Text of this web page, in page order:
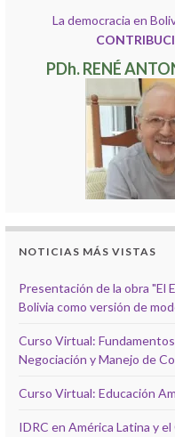
La democracia en
PDh. RENÉ
NOTICIAS MÁS VISTAS
Presentación de la obra "El
Bolivia como versión de
Curso Virtual:
Negociación y Manejo de
Curso Virtual: Educación
IDRC en América Latina y